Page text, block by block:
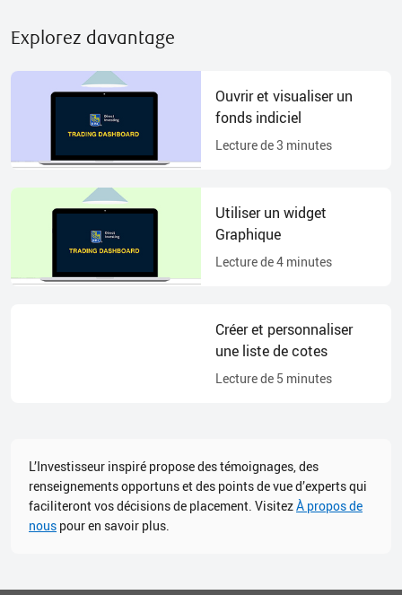
Explorez davantage
Ouvrir et visualiser un
fonds indiciel
Lecture de3 minutes
Utiliser un widget
Graphique
Lecture de4 minutes
Créer et personnaliser
une liste de cotes
Lecture de 5 minutes
L’Investisseur inspiré propose des témoignages, des
renseignements opportuns et des points de vue d’experts qui
faciliteront vos décisions de placement. VisitezÀ propos de
nous pour en savoir plus.